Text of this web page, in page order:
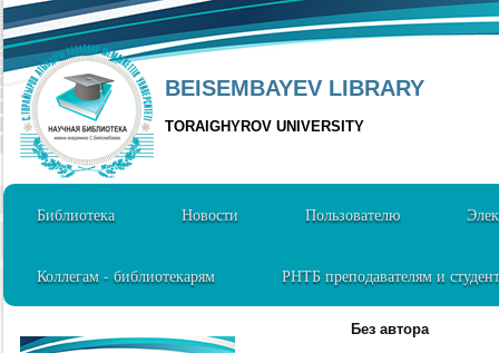
BEISEMBAYEV LIBRARY
TORAIGHYROV UNIVERSITY
Библиотека Новости Пользователю
Коллегам - библиотекарям РНТБ преподавателям и
Без автора